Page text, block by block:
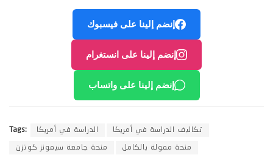
إنضم إلينا على فيسبوك
إنضم إلينا على انستغرام
إنضم إلينا على واتساب
Tags: الدراسة في أمريكا تكاليف الدراسة في أمريكا
منحة جامعة سيمونز كوتزن منحة ممولة بالكامل